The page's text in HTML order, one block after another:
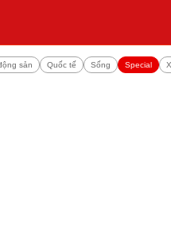
sản Quốc tế Sống Special